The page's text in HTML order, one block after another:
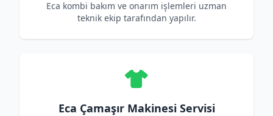
Eca kombi bakım ve onarım işlemleri uzman
teknik ekip tarafından yapılır.
Eca Çamaşır Makinesi Servisi